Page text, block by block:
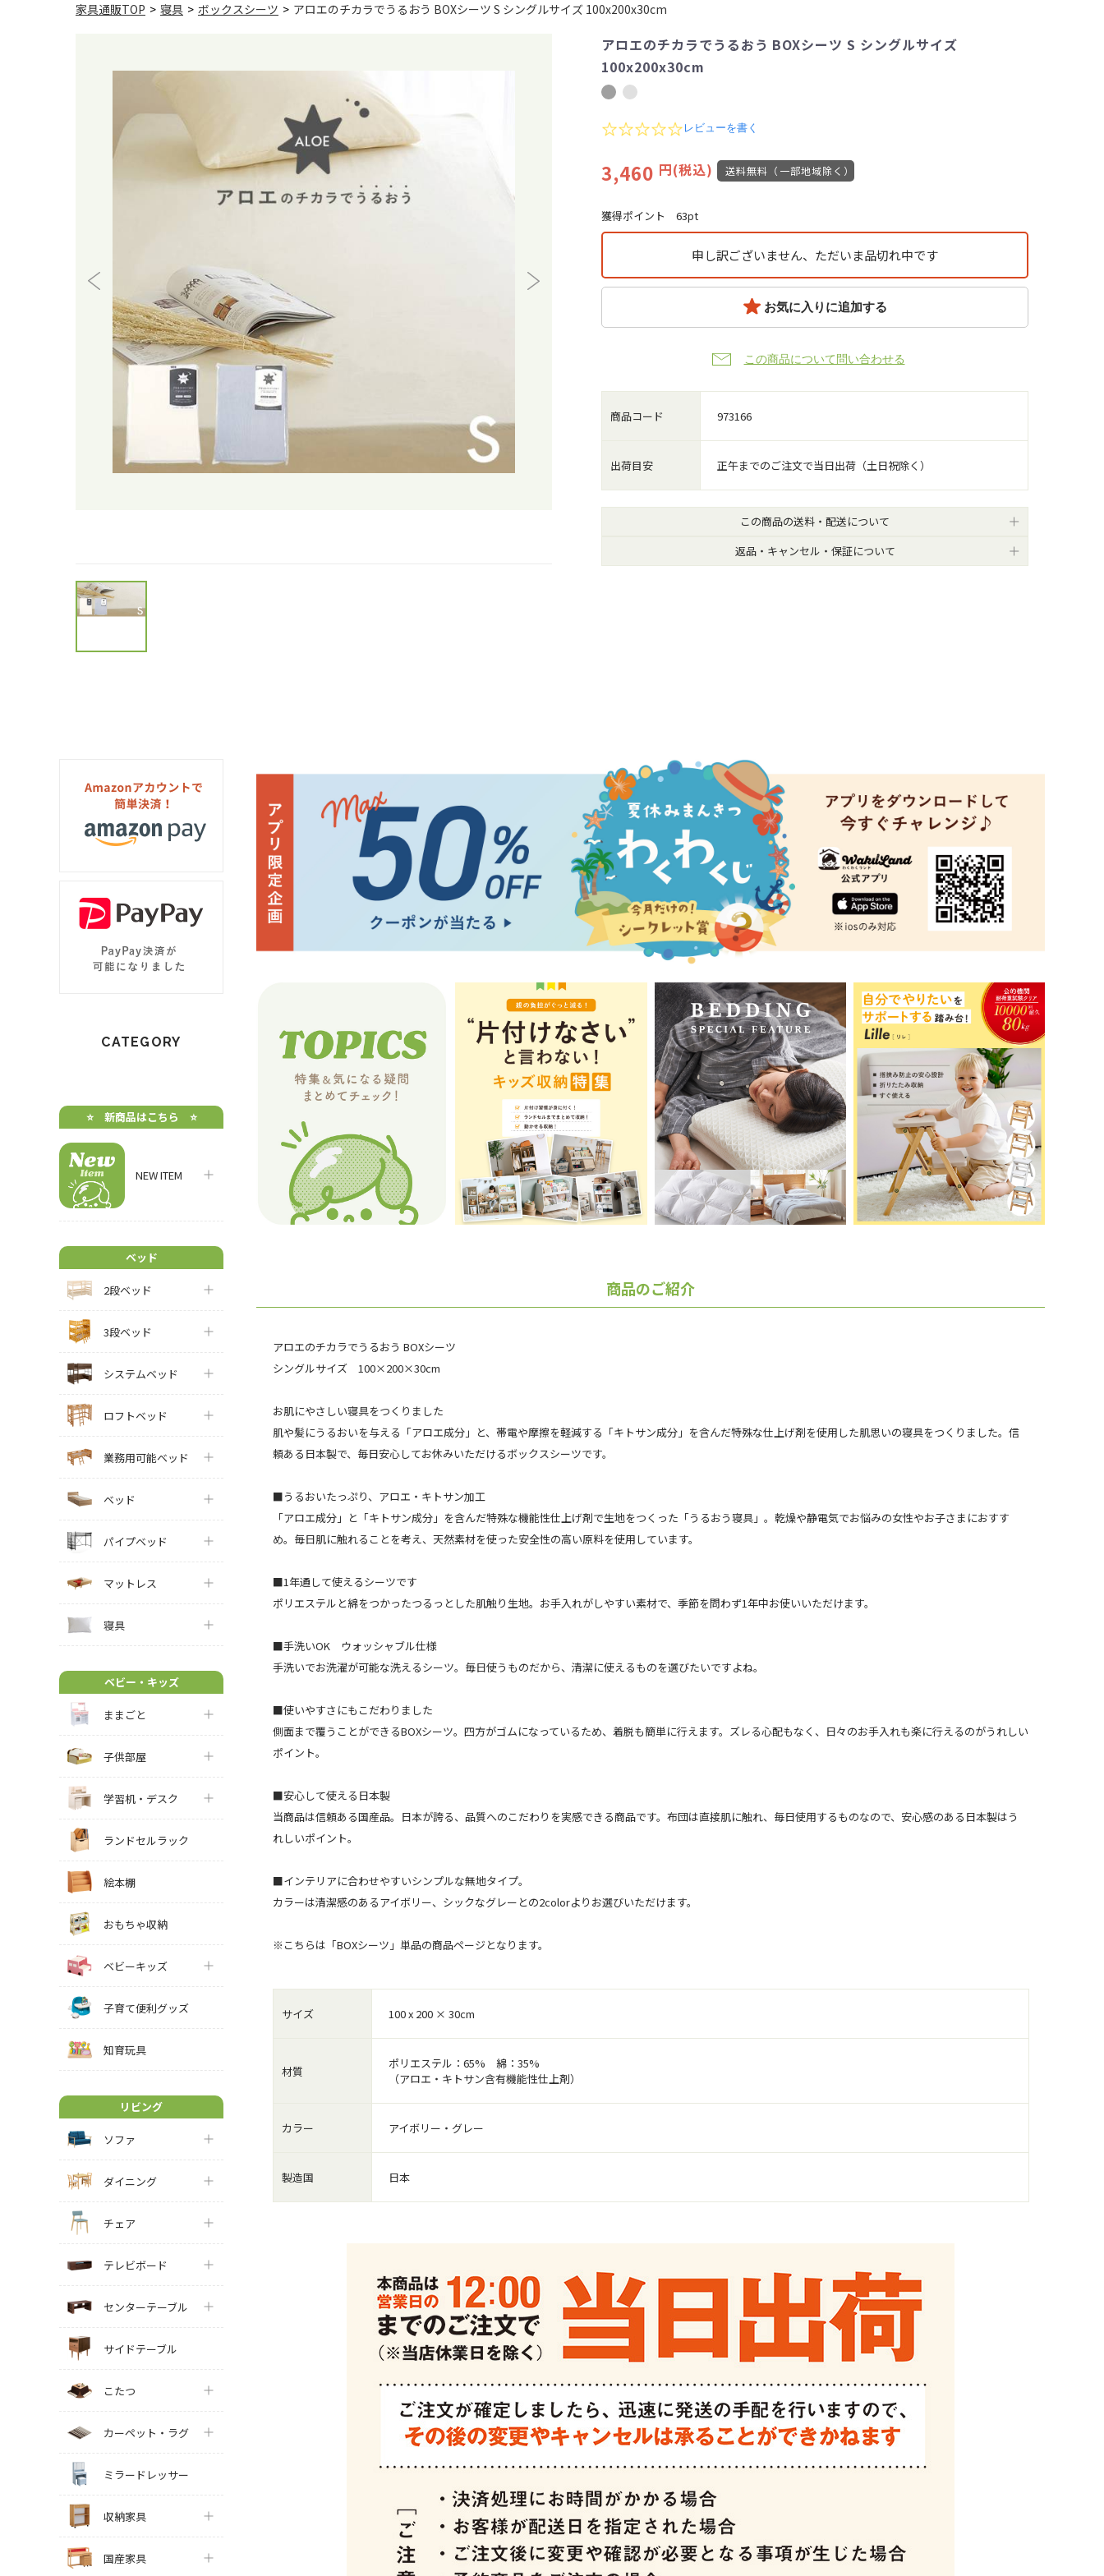
家具通販TOP > 寝具 > ボックスシーツ > アロエのチカラでうるおう BOXシーツ S シングルサイズ 100x200x30cm
アロエのチカラでうるおう BOXシーツ S シングルサイズ
100x200x30cm
0
s
t
r
r
a
n
レビューを書く
3,460 円(税込) 送料無料（一部地域除く）
獲得ポイント 63pt
申し訳ございません、ただいま品切れ中です
お気に入りに追加する
この商品について問い合わせる
商品コード 973166
出荷目安 正午までのご注文で当日出荷（土日祝除く）
この商品の送料・配送について
返品・キャンセル・保証について
CATEGORY
⭐️ 新商品はこちら ⭐️
NEW ITEM
ベッド
2段ベッド
3段ベッド
システムベッド
ロフトベッド
業務用可能ベッド
ベッド
パイプベッド
マットレス
寝具
ベビー・キッズ
ままごと
子供部屋
学習机・デスク
ランドセルラック
絵本棚
おもちゃ収納
ベビーキッズ
子育て便利グッズ
知育玩具
リビング
ソファ
ダイニング
チェア
テレビボード
センターテーブル
サイドテーブル
こたつ
カーペット・ラグ
ミラードレッサー
収納家具
国産家具
商品のご紹介
アロエのチカラでうるおう BOXシーツ
シングルサイズ 100×200×30cm
お肌にやさしい寝具をつくりました
肌や髪にうるおいを与える「アロエ成分」と、帯電や摩擦を軽減する「キトサン成分」を含んだ特殊な仕上げ剤を使用した肌思いの寝具をつくりました。信
頼ある日本製で、毎日安心してお休みいただけるボックスシーツです。
■うるおいたっぷり、アロエ・キトサン加工
「アロエ成分」と「キトサン成分」を含んだ特殊な機能性仕上げ剤で生地をつくった「うるおう寝具」。乾燥や静電気でお悩みの女性やお子さまにおすす
め。毎日肌に触れることを考え、天然素材を使った安全性の高い原料を使用しています。
■1年通して使えるシーツです
ポリエステルと綿をつかったつるっとした肌触り生地。お手入れがしやすい素材で、季節を問わず1年中お使いいただけます。
■手洗いOK ウォッシャブル仕様
手洗いでお洗濯が可能な洗えるシーツ。毎日使うものだから、清潔に使えるものを選びたいですよね。
■使いやすさにもこだわりました
側面まで覆うことができるBOXシーツ。四方がゴムになっているため、着脱も簡単に行えます。ズレる心配もなく、日々のお手入れも楽に行えるのがうれしい
ポイント。
■安心して使える日本製
当商品は信頼ある国産品。日本が誇る、品質へのこだわりを実感できる商品です。布団は直接肌に触れ、毎日使用するものなので、安心感のある日本製はう
れしいポイント。
■インテリアに合わせやすいシンプルな無地タイプ。
カラーは清潔感のあるアイボリー、シックなグレーとの2colorよりお選びいただけます。
※こちらは「BOXシーツ」単品の商品ページとなります。
サイズ 100 x 200 × 30cm
材質
ポリエステル：65% 綿：35%
（アロエ・キトサン含有機能性仕上剤）
カラー アイボリー・グレー
製造国 日本